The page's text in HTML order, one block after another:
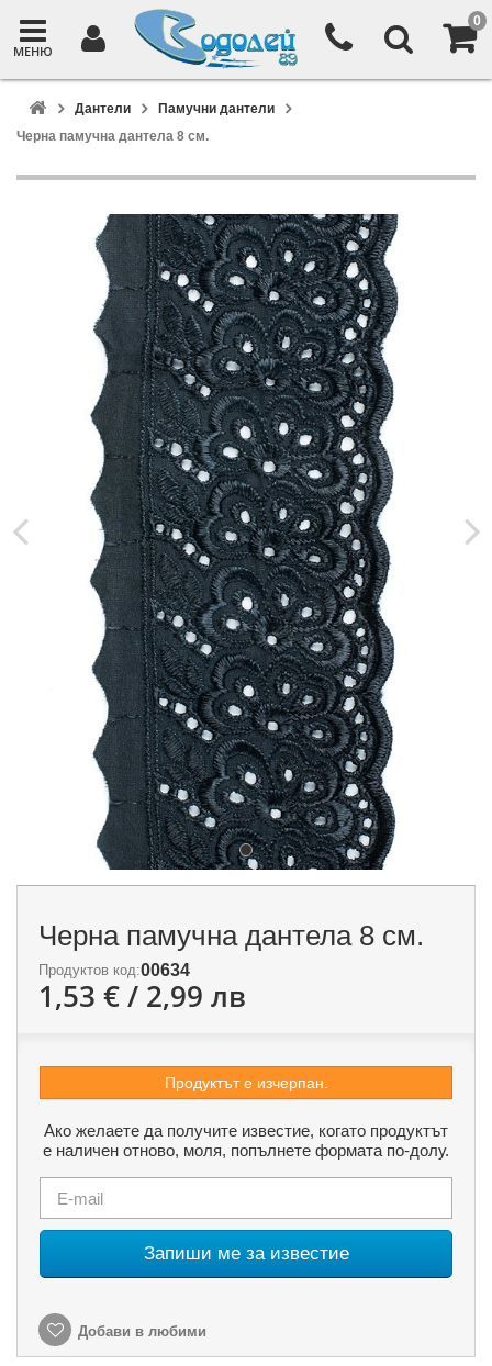
0
МЕНЮ
Дантели
Памучни дантели
Черна памучна дантела 8 см.
Черна памучна дантела 8 см.
Продуктов код:00634
1,53 € / 2,99 лв
Продуктът е изчерпан.
Ако желаете да получите известие, когато продуктът
е наличен отново, моля, попълнете формата по-долу.
Запиши ме за известие
Добави в любими